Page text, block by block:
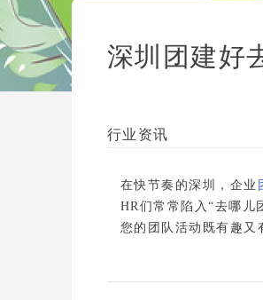
深圳团建好
行业资讯
在快节奏的深圳，企业
HR们常常陷入“去哪儿
您的团队活动既有趣又